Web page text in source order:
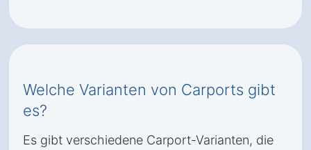
Welche Varianten von Carports gibt
es?
Es gibt verschiedene Carport-Varianten, die